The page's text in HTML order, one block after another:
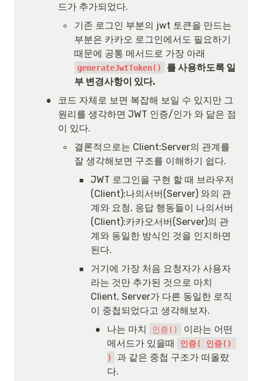
드가 추가되었다.
◦
기존 로그인 부분의 jwt 토큰을 만드는
부분은 카카오 로그인에서도 필요하기
generateJwtToken()
를 사용하도록 일
부 변경사항이 있다.
•
코드 자체로 보면 복잡해 보일 수 있지만 그
원리를 생각하면 JWT 인증/인가 와 닮은 점
이 있다.
◦
결론적으로는 Client:Server의 관계를
잘 생각해보면 구조를 이해하기 쉽다.
▪
JWT 로그인을 구현 할 때 브라우저
(Client):나의서버(Server) 와의 관
계와 요청, 응답 행동들이 나의서버
(Client):카카오서버(Server)의 관
계와 동일한 방식인 것을 인지하면
된다.
▪
거기에 가장 처음 요청자가 사용자
라는 것만 추가된 것으로 마치
Client, Server가 다른 동일한 로직
이 중첩되었다고 생각해보자.
• 나는 마치 인증()
이라는 어떤
메서드가 있을때
인증( 인증()
)
과 같은 중첩 구조가 떠올랐
다.